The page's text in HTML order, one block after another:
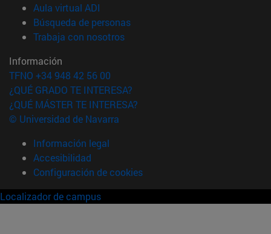
Aula virtual ADI
Búsqueda de personas(abre en nueva ventana)
Trabaja con nosotros(abre en nueva ventana)
Información
TFNO +34 948 42 56 00
¿QUÉ GRADO TE INTERESA?
¿QUÉ MÁSTER TE INTERESA?
© Universidad de Navarra
Información legal
Accesibilidad
Configuración de cookies
Localizador de campus